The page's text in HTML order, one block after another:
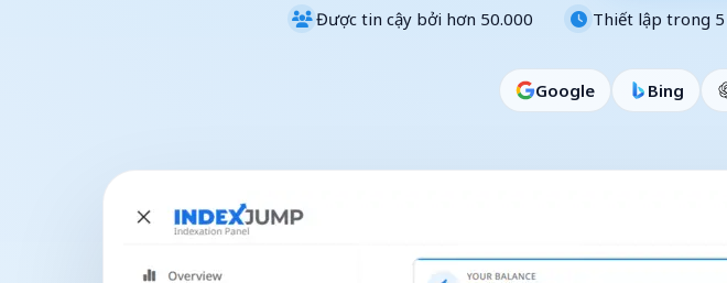
Được tin cậy bởi hơn 50.000 Thiết lập trong
Google Bing